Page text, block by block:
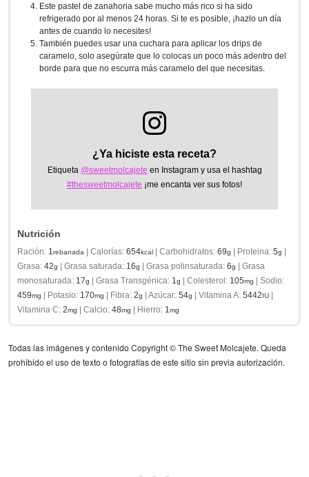
Este pastel de zanahoria sabe mucho más rico si ha sido
refrigerado por al menos 24 horas. Si te es posible, ¡hazlo un día
antes de cuando lo necesites!
También puedes usar una cuchara para aplicar los drips de
caramelo, solo asegúrate que lo colocas un poco más adentro del
borde para que no escurra más caramelo del que necesitas.
¿Ya hiciste esta receta?
Etiqueta @sweetmolcajete en Instagram y usa el hashtag
#thesweetmolcajete ¡me encanta ver sus fotos!
Nutrición
Ración: 1rebanada Calorías: 654kcal Carbohidratos: 69g Proteina: 5g
Grasa: 42g Grasa saturada: 16g Grasa polinsaturada: 6g
Grasa
monosaturada: 17g Grasa Transgénica: 1g Colesterol: 105mg
Sodio:
459mg Potasio: 170mg Fibra: 2g Azúcar: 54g Vitamina A: 5442IU
Vitamina C: 2mg Calcio: 48mg Hierro: 1mg
Todas las imágenes y contenido Copyright © The Sweet Molcajete. Queda
prohibido el uso de texto o fotografías de este sitio sin previa autorización.